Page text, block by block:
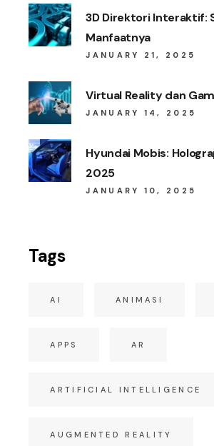
3D Direktori Interaktif:
Manfaatnya
JANUARY 21, 2025
Virtual Reality dan
JANUARY 14, 2025
Hyundai Mobis:
2025
JANUARY 10, 2025
Tags
AI ANIMASI
APPS AR
ARTIFICIAL INTELLIGENCE
AUGMENTED REALITY